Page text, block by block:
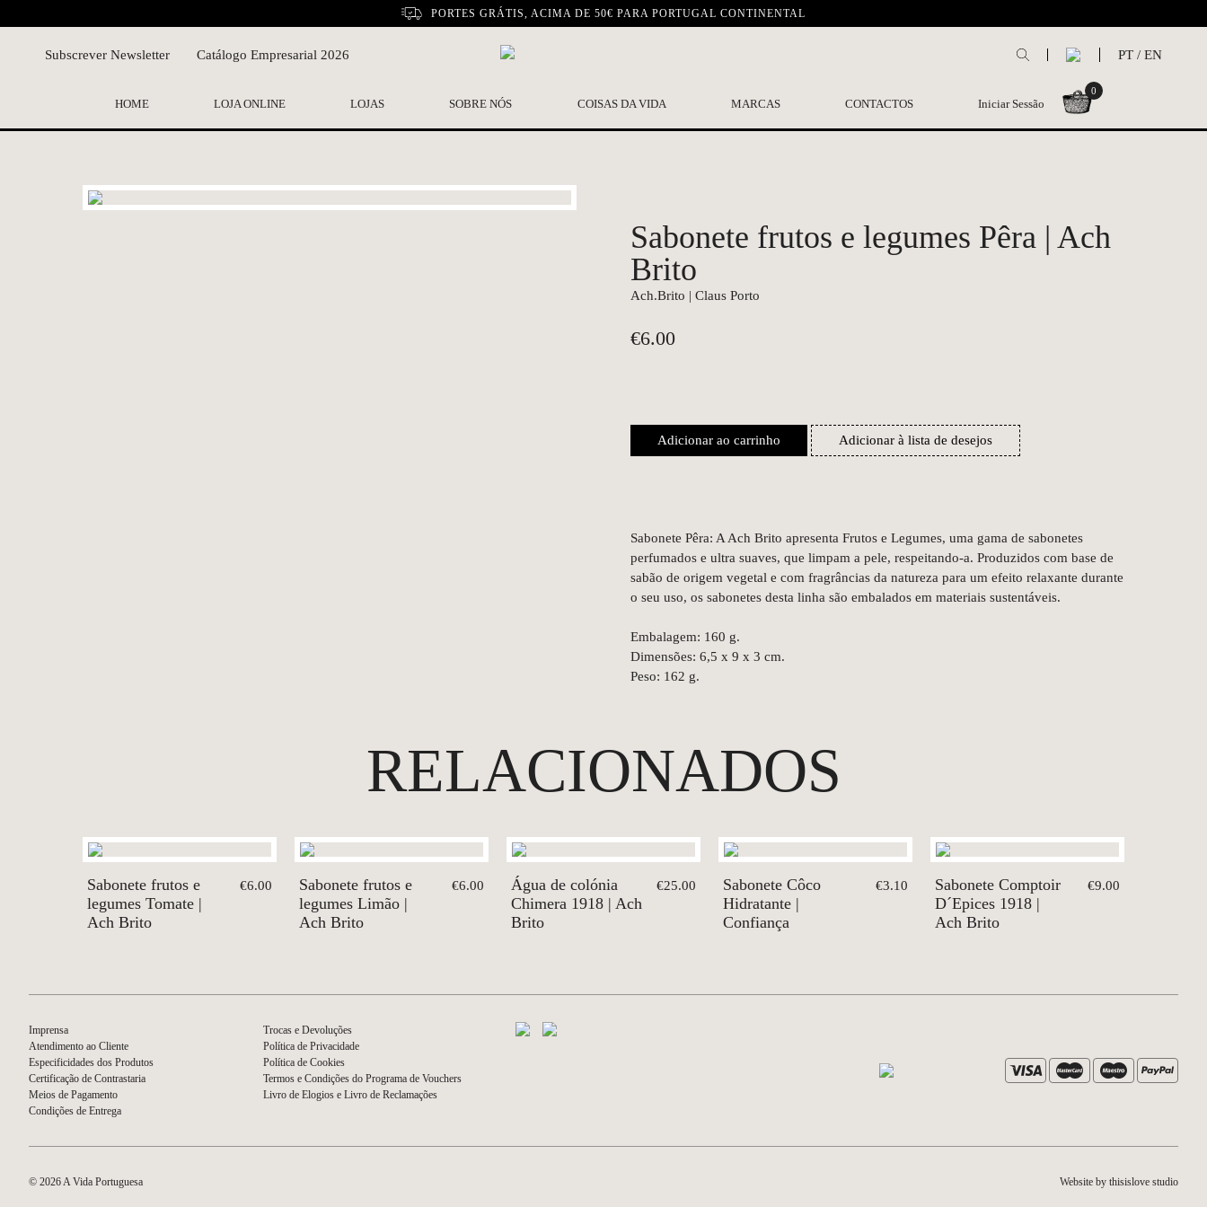
PORTES GRÁTIS, ACIMA DE 50€ PARA PORTUGAL CONTINENTAL
Subscrever Newsletter Catálogo Empresarial 2026 PT / EN
HOME LOJA ONLINE LOJAS SOBRE NÓS COISAS DA VIDA MARCAS CONTACTOS Iniciar Sessão
0
Sabonete frutos e legumes Pêra | Ach
Brito
Ach.Brito | Claus Porto
€6.00
Adicionar ao carrinho Adicionar à lista de desejos
Sabonete Pêra: A Ach Brito apresenta Frutos e Legumes, uma gama de sabonetes
perfumados e ultra suaves, que limpam a pele, respeitando-a. Produzidos com base de
sabão de origem vegetal e com fragrâncias da natureza para um efeito relaxante durante
o seu uso, os sabonetes desta linha são embalados em materiais sustentáveis.
Embalagem: 160 g.
Dimensões: 6,5 x 9 x 3 cm.
Peso: 162 g.
RELACIONADOS
Sabonete frutos e
legumes Tomate |
Ach Brito
€6.00
Sabonete frutos e
legumes Limão |
Ach Brito
€6.00
Água de colónia
Chimera 1918 | Ach
Brito
€25.00
Sabonete Côco
Hidratante |
Confiança
€3.10
Sabonete Comptoir
D´Epices 1918 |
Ach Brito
€9.00
Imprensa
Atendimento ao Cliente
Especificidades dos Produtos
Certificação de Contrastaria
Meios de Pagamento
Condições de Entrega
Trocas e Devoluções
Política de Privacidade
Política de Cookies
Termos e Condições do Programa de Vouchers
Livro de Elogios e Livro de Reclamações
© 2026 A Vida Portuguesa Website by thisislove studio